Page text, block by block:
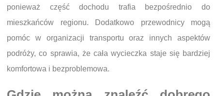
ponieważ część dochodu trafia bezpośrednio do
mieszkańców regionu. Dodatkowo przewodnicy mogą
pomóc w organizacji transportu oraz innych aspektów
podróży, co sprawia, że cała wycieczka staje się bardziej
komfortowa i bezproblemowa.